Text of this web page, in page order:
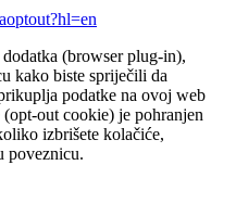
(browser plug-in),
kako biste spriječili da
podatke na ovoj web
out cookie) je pohranjen
izbrišete kolačiće,
poveznicu.